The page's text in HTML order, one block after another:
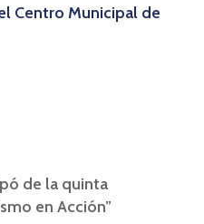
Centro Municipal de
de la quinta
en Acción”